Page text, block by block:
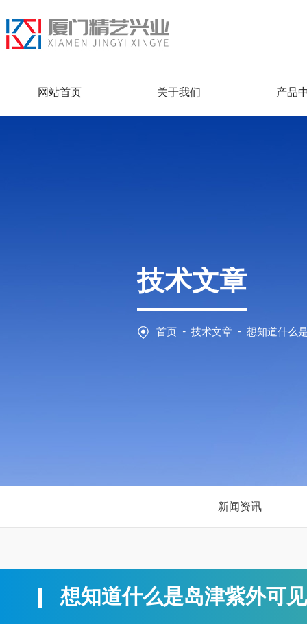
网站首页 关于我们 产品
技术文章
首页 - 技术文章 - 想知道什么
新闻资讯
想知道什么是岛津紫外可